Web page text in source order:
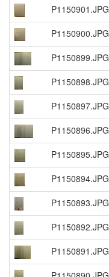
P1150901.JPG
P1150900.JPG
P1150899.JPG
P1150898.JPG
P1150897.JPG
P1150896.JPG
P1150895.JPG
P1150894.JPG
P1150893.JPG
P1150892.JPG
P1150891.JPG